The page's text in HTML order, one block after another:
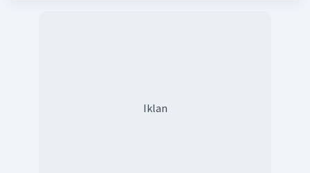
Iklan